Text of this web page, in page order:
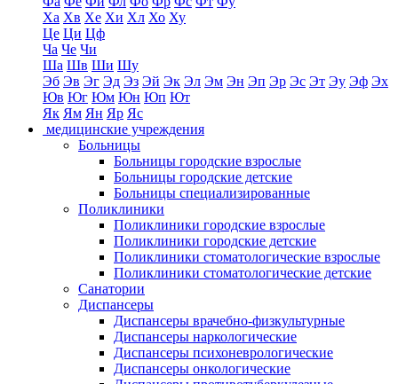
Ха Хв Хе Хи Хл Хо Ху
Це Ци Цф
Ча Че Чи
Ша Шв Ши Шу
Эб Эв Эг Эд Эз Эй Эк Эл Эм Эн Эп Эр Эс Эт Эу Эф Эх
Юв Юг Юм Юн Юп Ют
Як Ям Ян Яр Яс
медицинские учреждения
Больницы
Больницы городские взрослые
Больницы городские детские
Больницы специализированные
Поликлиники
Поликлиники городские взрослые
Поликлиники городские детские
Поликлиники стоматологические взрослые
Поликлиники стоматологические детские
Санатории
Диспансеры
Диспансеры врачебно-физкультурные
Диспансеры наркологические
Диспансеры психоневрологические
Диспансеры онкологические